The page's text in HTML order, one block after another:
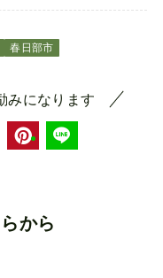
春日部市
みになります
から